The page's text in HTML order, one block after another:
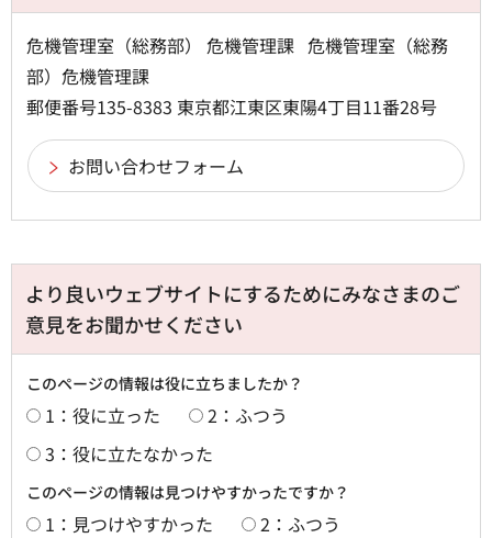
危機管理室（総務部） 危機管理課 危機管理室（総務
部）危機管理課
郵便番号135-8383 東京都江東区東陽4丁目11番28号
より良いウェブサイトにするためにみなさまのご
意見をお聞かせください
このページの情報は役に立ちましたか？
1：役に立った
2：ふつう
3：役に立たなかった
このページの情報は見つけやすかったですか？
1：見つけやすかった
2：ふつう